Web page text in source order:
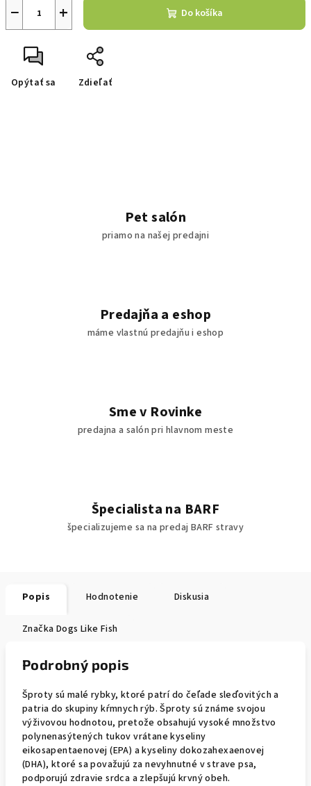
+
− Do košíka
Opýtať sa Zdieľať
Pet salón
priamo na našej predajni
Predajňa a eshop
máme vlastnú predajňu i eshop
Sme v Rovinke
predajna a salón pri hlavnom meste
Špecialista na BARF
špecializujeme sa na predaj BARF stravy
Popis Hodnotenie Diskusia
Značka Dogs Like Fish
Podrobný popis
Šproty sú malé rybky, ktoré patrí do čeľade sleďovitých a
patria do skupiny kŕmnych rýb. Šproty sú známe svojou
výživovou hodnotou, pretože obsahujú vysoké množstvo
polynenasýtených tukov vrátane kyseliny
eikosapentaenovej (EPA) a kyseliny dokozahexaenovej
(DHA), ktoré sa považujú za nevyhnutné v strave psa,
podporujú zdravie srdca a zlepšujú krvný obeh.